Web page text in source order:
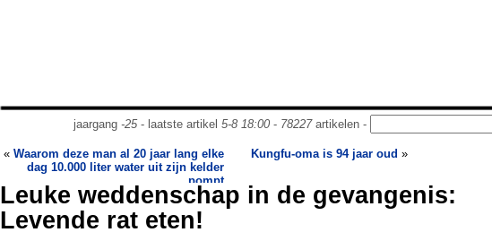
jaargang -25- laatste artikel 5-8 18:00- 78227artikelen -
« Waarom deze man al 20 jaar lang elke
dag 10.000 liter water uit zijn kelder
pompt
Kungfu-oma is 94 jaar oud »
Leuke weddenschap in de gevangenis:
Levende rat eten!